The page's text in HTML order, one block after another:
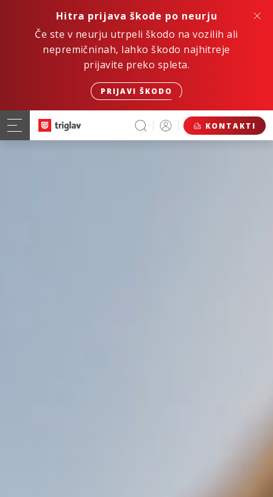
Hitra prijava škode po neurju
Če ste v neurju utrpeli škodo na vozilih ali
nepremičninah, lahko škodo najhitreje
prijavite preko spleta.
PRIJAVI ŠKODO
KONTAKTI